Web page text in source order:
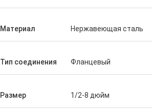
Материал Нержавеющая сталь
Тип соединения Фланцевый
Размер 1/2-8 дюйм